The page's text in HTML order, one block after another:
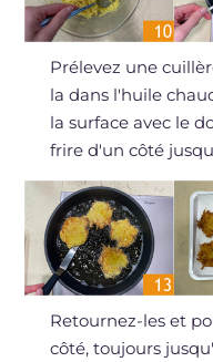
Prélevez une
la dans l'huile
la surface avec le
frire d'un côté
Retournez-les et
côté, toujours